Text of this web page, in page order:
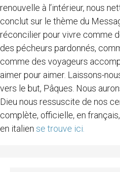
renouvelle à l’intérieur, nous
conclut sur le thème du
réconcilier pour vivre comme
des pécheurs pardonnés,
comme des voyageurs
aimer pour aimer. Laissons-
vers le but, Pâques. Nous
Dieu nous ressuscite de nos
complète, officielle, en
en italien se trouve ici.